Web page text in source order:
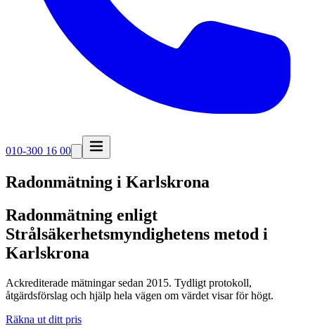
010-300 16 00
Radonmätning i Karlskrona
Radonmätning enligt
Strålsäkerhetsmyndighetens metod i
Karlskrona
Ackrediterade mätningar sedan 2015. Tydligt protokoll,
åtgärdsförslag och hjälp hela vägen om värdet visar för högt.
Räkna ut ditt pris